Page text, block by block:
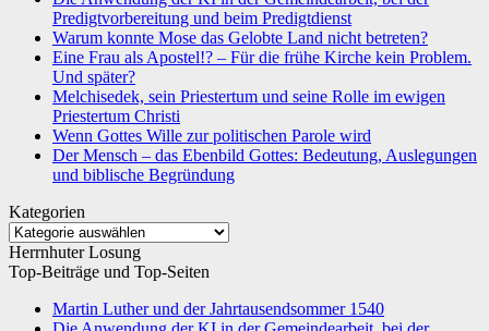
Predigtvorbereitung und beim Predigtdienst
Warum konnte Mose das Gelobte Land nicht betreten?
Eine Frau als Apostel!? – Für die frühe Kirche kein Problem.
Und später?
Melchisedek, sein Priestertum und seine Rolle im ewigen
Priestertum Christi
Wenn Gottes Wille zur politischen Parole wird
Der Mensch – das Ebenbild Gottes: Bedeutung, Auslegungen
und biblische Begründung
Kategorien
Kategorien
Herrnhuter Losung
Top-Beiträge und Top-Seiten
Martin Luther und der Jahrtausendsommer 1540